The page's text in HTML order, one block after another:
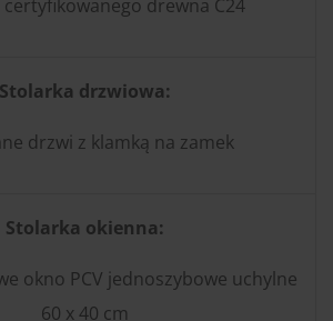
certyfikowanego drewna C24
Stolarka drzwiowa:
drzwi z klamką na zamek
Stolarka okienna:
okno PCV jednoszybowe uchylne
60 x 40 cm